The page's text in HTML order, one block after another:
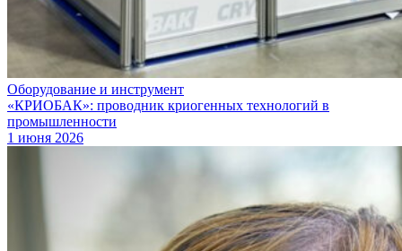
Оборудование и инструмент
«КРИОБАК»: проводник криогенных технологий в
промышленности
1 июня 2026